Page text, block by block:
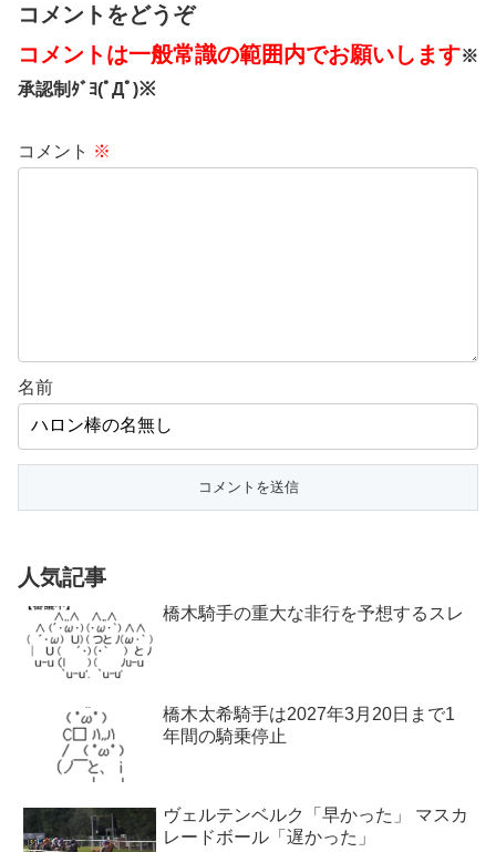
コメントをどうぞ
コメントは一般常識の範囲内でお願いします※
承認制ﾀﾞﾖ(ﾟДﾟ)※
コメント ※
名前
人気記事
橋木騎手の重大な非行を予想するスレ
橋木太希騎手は2027年3月20日まで1
年間の騎乗停止
ヴェルテンベルク「早かった」 マスカ
レードボール「遅かった」